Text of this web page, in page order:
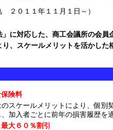
２０１１年１１月１日～）
に対応した、商工会議所の会員
、スケールメリットを活かした
険料
スケールメリットにより、個別
加入者ごとに前年の損害履歴を
大６０％割引